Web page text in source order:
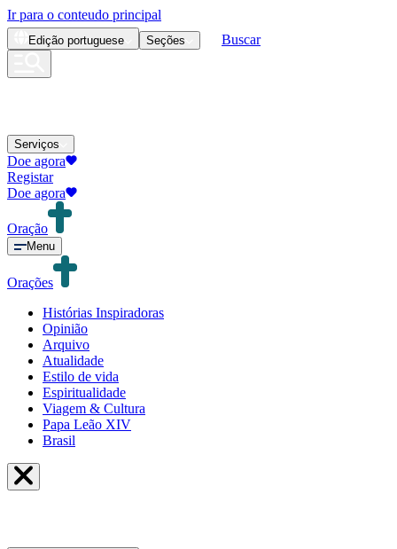
Ir para o conteudo principal
Edição portuguese Seções Buscar
Serviços
Doe agora
Registar
Doe agora
Oração
Menu
Orações
Histórias Inspiradoras
Opinião
Arquivo
Atualidade
Estilo de vida
Espiritualidade
Viagem & Cultura
Papa Leão XIV
Brasil